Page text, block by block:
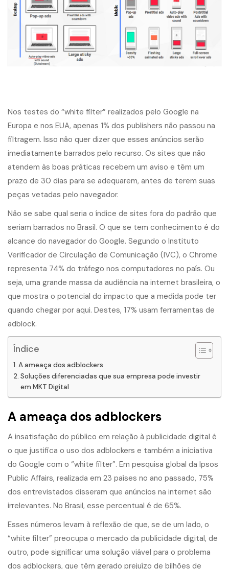
Nos testes do “white filter” realizados pelo Google na
Europa e nos EUA, apenas 1% dos publishers não passou na
filtragem. Isso não quer dizer que esses anúncios serão
imediatamente barrados pelo recurso. Os sites que não
atendem às boas práticas recebem um aviso e têm um
prazo de 30 dias para se adequarem, antes de terem suas
peças vetadas pelo navegador.
Não se sabe qual seria o índice de sites fora do padrão que
seriam barrados no Brasil. O que se tem conhecimento é do
alcance do navegador do Google. Segundo o Instituto
Verificador de Circulação de Comunicação (IVC), o Chrome
representa 74% do tráfego nos computadores no país. Ou
seja, uma grande massa da audiência na internet brasileira, o
que mostra o potencial do impacto que a medida pode ter
quando chegar por aqui. Destes, 17% usam ferramentas de
adblock.
Índice
A ameaça dos adblockers
Soluções diferenciadas que sua empresa pode investir
em MKT Digital
A ameaça dos adblockers
A insatisfação do público em relação à publicidade digital é
o que justifica o uso dos adblockers e também a iniciativa
do Google com o “white filter”. Em pesquisa global da Ipsos
Public Affairs, realizada em 23 países no ano passado, 75%
dos entrevistados disseram que anúncios na internet são
irrelevantes. No Brasil, esse percentual é de 65%.
Esses números levam à reflexão de que, se de um lado, o
“white filter” preocupa o mercado da publicidade digital, de
outro, pode significar uma solução viável para o problema
dos adblockers, que têm gerado prejuízo de bilhões de